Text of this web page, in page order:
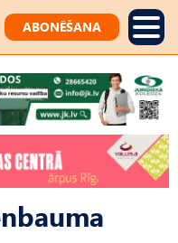
ABONĒŠANA